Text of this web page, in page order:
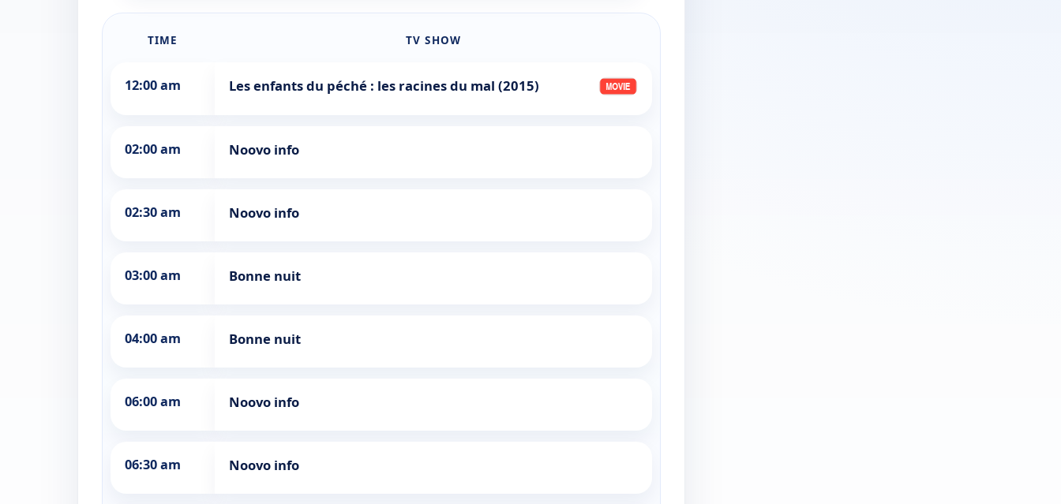
TIME TV SHOW
12:00 am Les enfants du péché : les racines du mal (2015)
02:00 am Noovo info
02:30 am Noovo info
03:00 am Bonne nuit
04:00 am Bonne nuit
06:00 am Noovo info
06:30 am Noovo info